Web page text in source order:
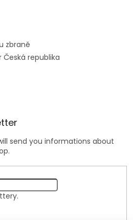
zbraně
republika
send you informations about